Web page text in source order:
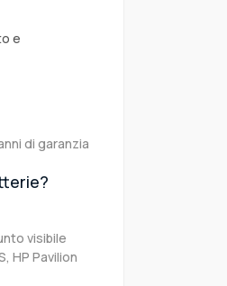
e
di garanzia
visibile
HP Pavilion